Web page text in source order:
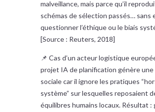
malveillance, mais parce qu’il
schémas de sélection passés… sans
questionner l’éthique ou le biais
[Source : Reuters, 2018]
📌 Cas d’un acteur logistique
projet IA de planification génère une
sociale car il ignore les pratiques
système” sur lesquelles reposaient
équilibres humains locaux. Résultat :